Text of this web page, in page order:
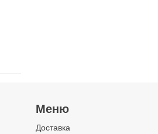
Меню
Доставка